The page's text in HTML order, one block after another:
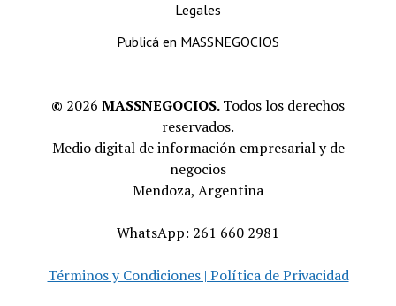
Legales
Publicá en MASSNEGOCIOS
© 2026 MASSNEGOCIOS.Todos los derechos
reservados.
Medio digital de información empresarial y de
negocios
Mendoza, Argentina
WhatsApp: 261 660 2981
Términos y Condiciones | Política de Privacidad